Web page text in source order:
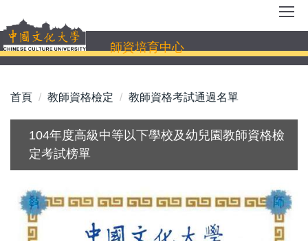
到
主
要
容
師資培育中心
首頁 教師資格檢定 教師資格考試通過名單
104年度高級中等以下學校及幼兒園教師資格檢
定考試榜單